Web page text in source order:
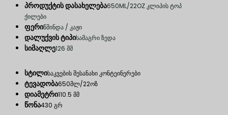
პროდუქტის დასახელება650ML/22OZ კლიპის ტოპ
ქილები
ფერიწმინდა / კაჟი
დალუქვის ტიპისამაგრი ზედა
სიმაღლე126 მმ
სტილისაკვების შესანახი კონტეინერები
ტევადობა650მლ/22ოზ
დიამეტრი110.5 მმ
წონა430 გრ